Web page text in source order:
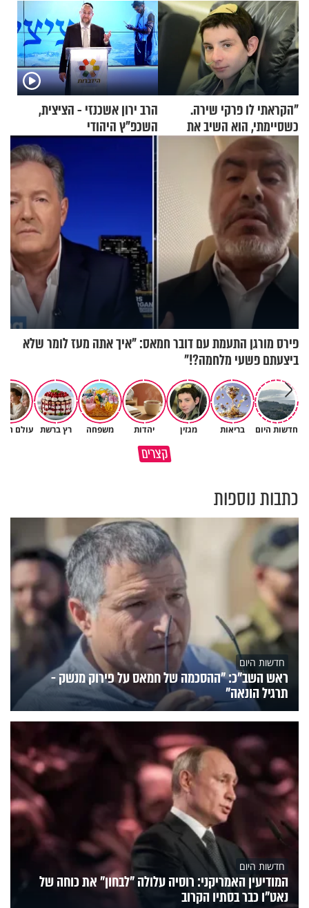
"הקראתי לו פרקי שירה.
כשסיימתי, הוא השיב את
נשמתו לבורא"
הרב ירון אשכנזי - הציצית,
השכפ"ץ היהודי
פירס מורגן התעמת עם דובר חמאס: "איך אתה מעז לומר שלא
ביצעתם פשעי מלחמה?!"
חדשות היום בריאות מגזין יהדות משפחה רץ ברשת עולם
קצריםמדוע האמונה נמשלה למלח?
גם ׳הרע׳ זה הרחמים של בורא
כתבות נוספות
חדשות היום
ראש השב"כ: "ההסכמה של חמאס על פירוק מנשק -
תרגיל הונאה"
חדשות היום
המודיעין האמריקני: רוסיה עלולה "לבחון" את כוחה של
נאט"ו כבר בסתיו הקרוב